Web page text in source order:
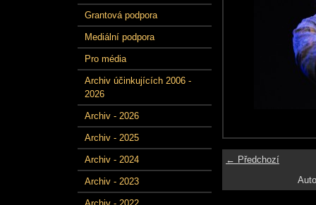
Grantová podpora
Mediální podpora
Pro média
Archiv účinkujících 2006 -
2026
Archiv - 2026
Archiv - 2025
Archiv - 2024
Archiv - 2023
← Předchozí